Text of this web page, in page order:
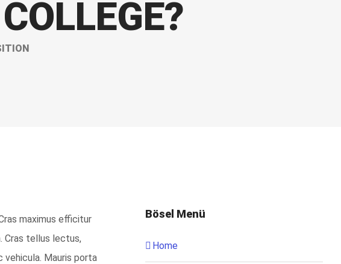
maximus efficitur
Cras tellus lectus,
Mauris porta
Bösel Menü
Home